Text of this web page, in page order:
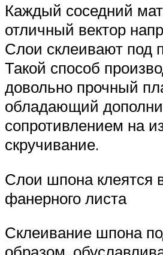
Каждый соседний
отличный вектор
Слои склеивают под
Такой способ
довольно прочный
обладающий
сопротивлением на
скручивание.
Слои шпона клеятся
фанерного листа
Склеивание шпона